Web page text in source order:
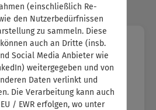
(einschließlich Re-
den Nutzerbedürfnissen
zu sammeln. Diese
auch an Dritte (insb.
Social Media Anbieter wie
weitergegeben und von
Daten verlinkt und
Die Verarbeitung kann auch
/ EWR erfolgen, wo unter